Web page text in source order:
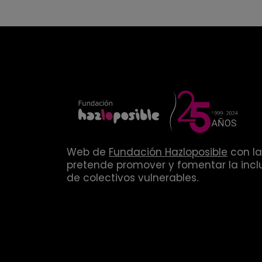
Web de Fundación Hazloposible con
pretende promover y fomentar la
de colectivos vulnerables.